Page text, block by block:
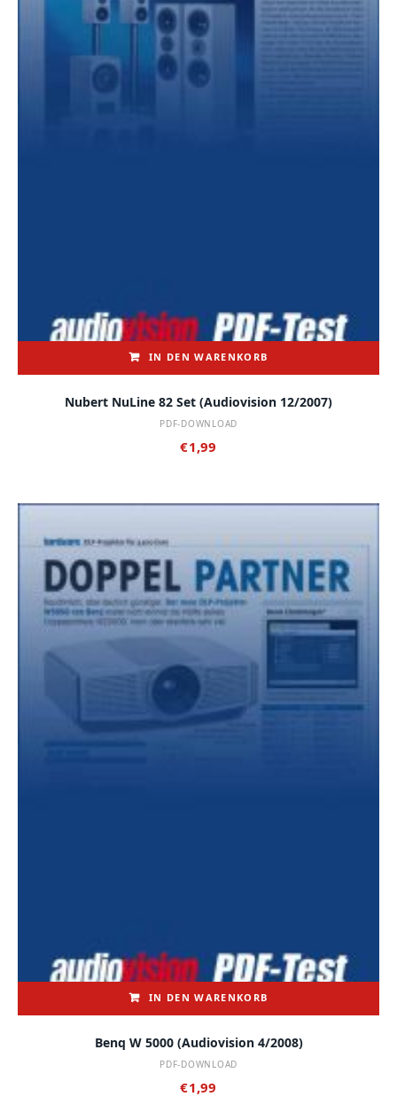
IN DEN WARENKORB
Nubert NuLine 82 Set (audiovision 12/2007)
PDF-DOWNLOAD
€1,99
IN DEN WARENKORB
Benq W 5000 (audiovision 4/2008)
PDF-DOWNLOAD
€1,99